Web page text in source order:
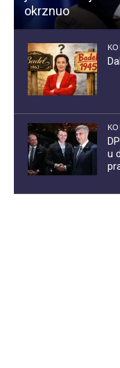
okrznuo
u